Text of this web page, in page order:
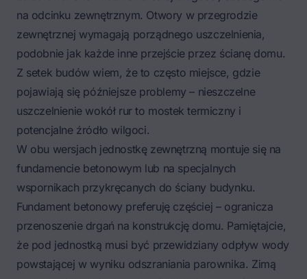
na odcinku zewnętrznym. Otwory w przegrodzie
zewnętrznej wymagają porządnego uszczelnienia,
podobnie jak każde inne przejście przez ścianę domu.
Z setek budów wiem, że to często miejsce, gdzie
pojawiają się późniejsze problemy – nieszczelne
uszczelnienie wokół rur to mostek termiczny i
potencjalne źródło wilgoci.
W obu wersjach jednostkę zewnętrzną montuje się na
fundamencie betonowym lub na specjalnych
wspornikach przykręcanych do ściany budynku.
Fundament betonowy preferuję częściej – ogranicza
przenoszenie drgań na konstrukcję domu. Pamiętajcie,
że pod jednostką musi być przewidziany odpływ wody
powstającej w wyniku odszraniania parownika. Zimą